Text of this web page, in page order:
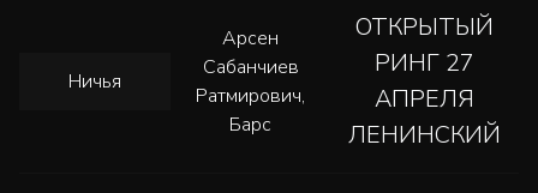
Ничья
Арсен
Сабанчиев
Ратмирович,
Барс
ОТКРЫТЫЙ
РИНГ 27
АПРЕЛЯ
ЛЕНИНСКИЙ